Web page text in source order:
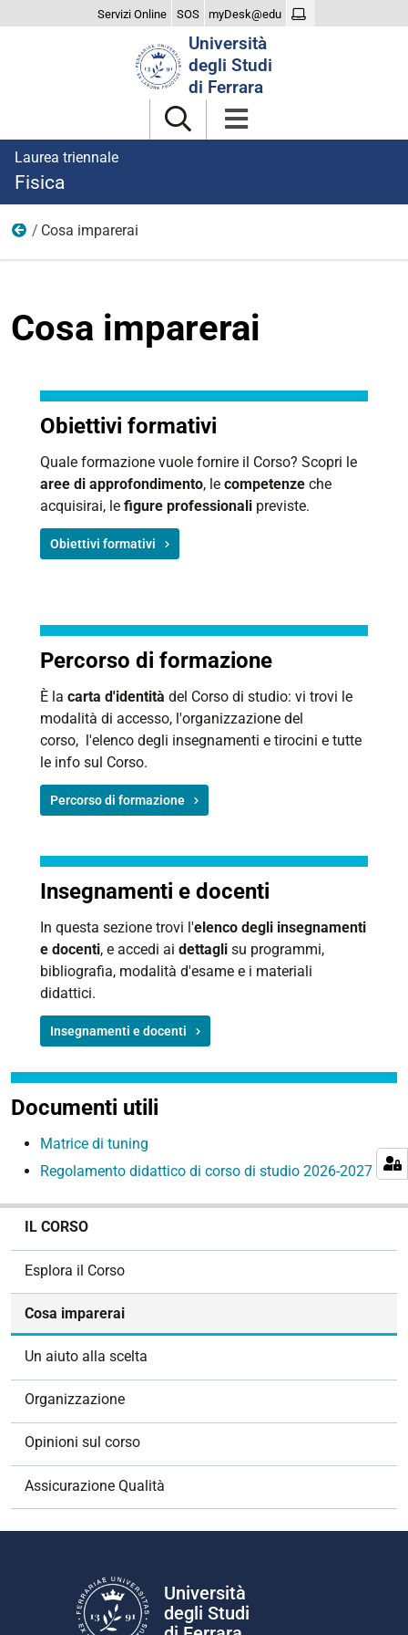
Servizi Online SOS myDesk@edu
Università
degli Studi
di Ferrara
Laurea triennale
Fisica
Il Corso
Cosa imparerai
Cosa imparerai
Obiettivi formativi
Quale formazione vuole fornire il Corso? Scopri le
aree di approfondimento, le competenze che
acquisirai, le figure professionali previste.
Obiettivi formativi
Percorso di formazione
È la carta d'identità del Corso di studio: vi trovi le
modalità di accesso, l'organizzazione del
corso, l'elenco degli insegnamenti e tirocini e tutte
le info sul Corso.
Percorso di formazione
Insegnamenti e docenti
In questa sezione trovi l'elenco degli insegnamenti
e docenti, e accedi ai dettagli su programmi,
bibliografia, modalità d'esame e i materiali
didattici.
Insegnamenti e docenti
Documenti utili
Matrice di tuning
Regolamento didattico di corso di studio 2026-2027
IL CORSO
Esplora il Corso
Cosa imparerai
Un aiuto alla scelta
Organizzazione
Opinioni sul corso
Assicurazione Qualità
Università
degli Studi